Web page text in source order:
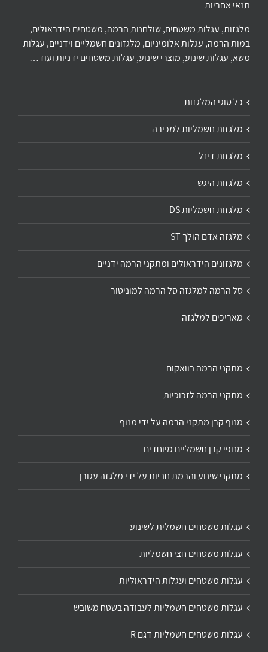
תנאי אחריות
מלגזות, עגלות משטחים, שולחנות הרמה, משטחים הידראולים,
במות הרמה, עגלות אלומיניום, מלגזונים חשמליים וידניים, עגלות
משא, עגלות שינוע, מוצרי שינוע, עגלות משטחים ידניות ועוד…
כל סוגי המלגזות
מלגזות חשמליות למכירה
מלגזות דיזל
מלגזות היגש
מלגזות חשמליות DS
מלגזה אדם הולך ST
מלגזונים הידראולים ומתקני הרמה ידניים
סל הרמה למלגזה סל הרמה למוניטור
מאריכים למלגזה
מתקני הרמה בוואקום
מתקני הרמה לזכוכיות
מנוף קרן מתקני הרמה על ידי מנוף
מנופי קרן חשמליים מיוחדים
מתקני שינוע והרמת חביות על ידי מלגזה עגורן
עגלות משטחים חשמלית לשינוע
עגלות משטחים חצי חשמליות
עגלות משטחים ועגלות הידראוליות
עגלות משטחים חשמליות לעבודה בשטח משובש
עגלות משטחים חשמליות דגם R